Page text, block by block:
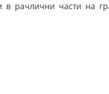
в рачлични части на